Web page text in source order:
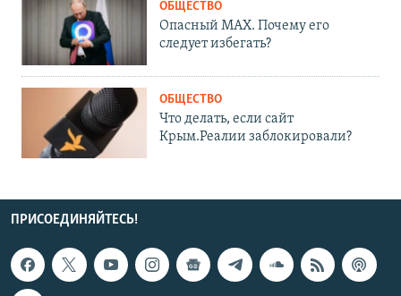
ОБЩЕСТВО
Опасный MAX. Почему его
следует избегать?
ОБЩЕСТВО
Что делать, если сайт
Крым.Реалии заблокировали?
ПРИСОЕДИНЯЙТЕСЬ!